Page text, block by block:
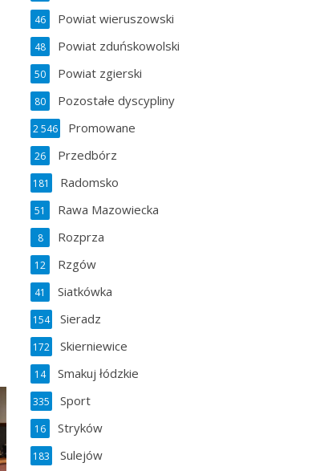
Powiat wieruszowski
46
Powiat zduńskowolski
48
Powiat zgierski
50
Pozostałe dyscypliny
80
Promowane
2 546
Przedbórz
26
Radomsko
181
Rawa Mazowiecka
51
Rozprza
8
Rzgów
12
Siatkówka
41
Sieradz
154
Skierniewice
172
Smakuj łódzkie
14
Sport
335
Stryków
16
Sulejów
183